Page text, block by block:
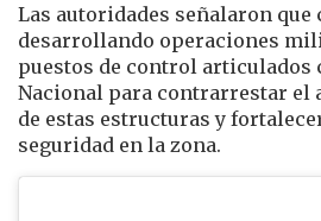
Las autoridades señalaron
desarrollando operaciones
puestos de control articulados
Nacional para contrarrestar el
de estas estructuras y
seguridad en la zona.